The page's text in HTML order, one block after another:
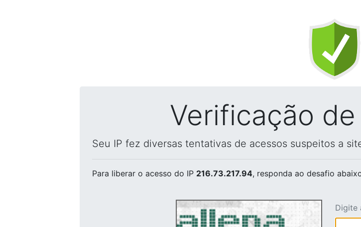
Verificação
Seu IP fez diversas tentativas de acessos suspeitos a
Para liberar o acesso do IP 216.73.217.94, responda ao desafio
Digite